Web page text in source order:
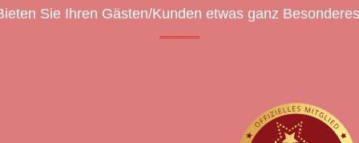
Sie Ihren Gästen/Kunden etwas ganz